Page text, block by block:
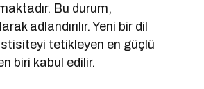
Bu durum,
adlandırılır. Yeni bir dil
tetikleyen en güçlü
biri kabul edilir.